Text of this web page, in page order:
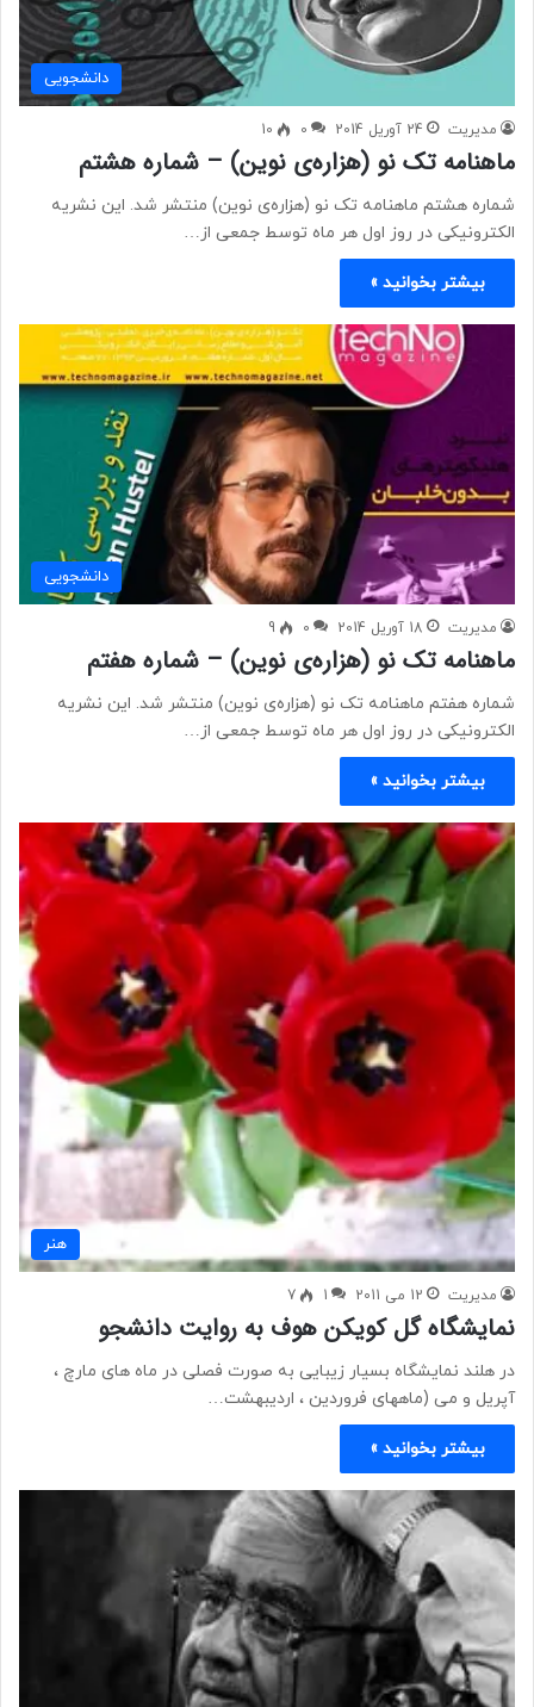
دانشجویی
مدیریت 24 آوریل 2014 0
10
ماهنامه تک نو (هزاره‌ی نوین) – شماره هشتم
شماره هشتم ماهنامه تک نو (هزاره‌ی نوین) منتشر شد. این نشریه
الکترونیکی در روز اول هر ماه توسط جمعی از…
بیشتر بخوانید »
دانشجویی
مدیریت 18 آوریل 2014 0
9
ماهنامه تک نو (هزاره‌ی نوین) – شماره هفتم
شماره هفتم ماهنامه تک نو (هزاره‌ی نوین) منتشر شد. این نشریه
الکترونیکی در روز اول هر ماه توسط جمعی از…
بیشتر بخوانید »
هنر
مدیریت 12 می 2011 1
7
نمایشگاه گل کویکن هوف به روایت دانشجو
در هلند نمایشگاه بسیار زیبایی به صورت فصلی در ماه های مارچ ،
آپریل و می (ماههای فروردین ، اردیبهشت…
بیشتر بخوانید »